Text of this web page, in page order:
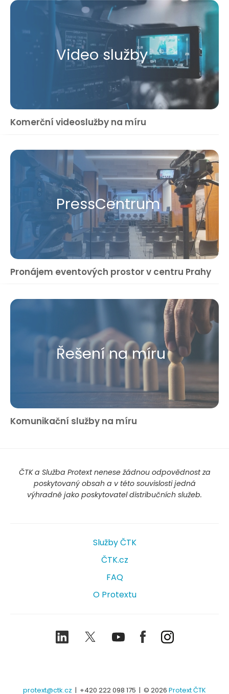
Video služby
Komerční videoslužby na míru
Press​Centrum
Pronájem eventových prostor v centru Prahy
Řešení na míru
Komunikační služby na míru
ČTK a Služba Protext nenese žádnou odpovědnost za
poskytovaný obsah a v této souvislosti jedná
výhradně jako poskytovatel distribučních služeb.
Služby ČTK
ČTK.cz
FAQ
O Protextu
LinkedIn TwitterYoutubeFacebookInstagram
protext@ctk.cz | +420 222 098 175 | © 2026 Protext ČTK